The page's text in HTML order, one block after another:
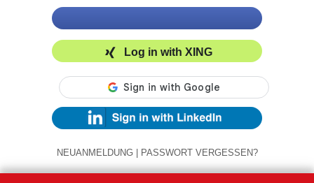
Log in with XING
NEUANMELDUNG | PASSWORT VERGESSEN?